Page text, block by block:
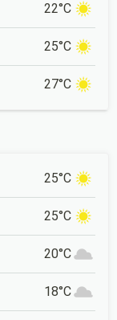
22°C
25°C
27°C
25°C
25°C
20°C
18°C